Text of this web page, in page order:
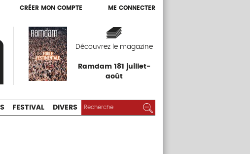
CRÉER MON COMPTE ME CONNECTER
Découvrez le magazine
Ramdam 181 juillet-
août
CRÉER MON COMPTE ME CONNECTER
EXPOS
FESTIVAL DIVERS RECHERCHER :